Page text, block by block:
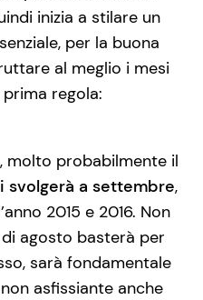
inizia a stilare un
per la buona
al meglio i mesi
regola:
molto probabilmente il
svolgerà a settembre,
2015 e 2016. Non
agosto basterà per
sarà fondamentale
asfissiante anche